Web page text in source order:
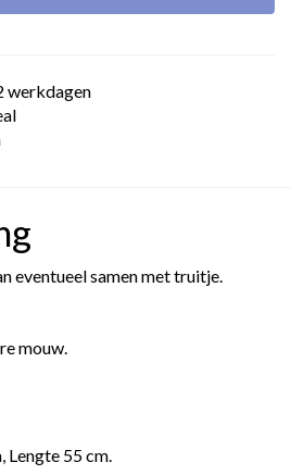
werkdagen
eventueel samen met truitje.
mouw.
Lengte 55 cm.